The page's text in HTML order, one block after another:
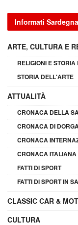
Informati Sardegna
ARTE, CULTURA E
RELIGIONI E
STORIA DELL'ARTE
ATTUALITÀ
CRONACA DELLA
CRONACA DI
CRONACA
CRONACA ITALIANA
FATTI DI SPORT
FATTI DI SPORT IN
CLASSIC CAR &
CULTURA